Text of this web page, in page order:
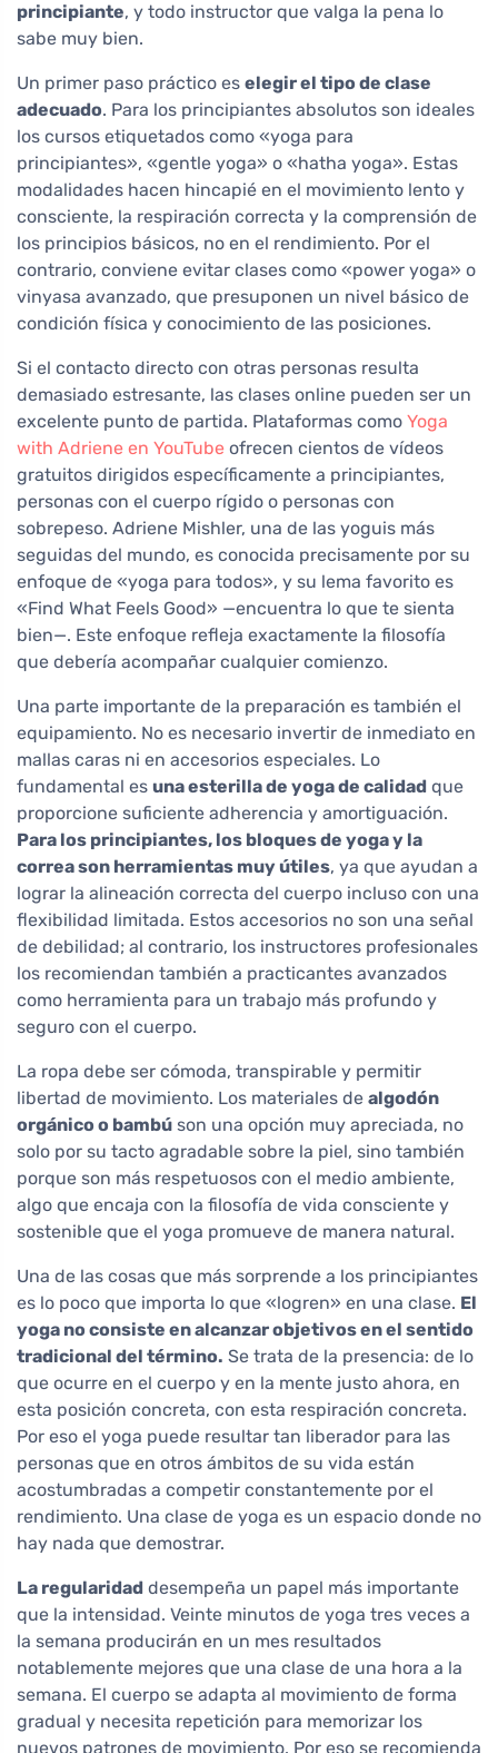
principiante, y todo instructor que valga la pena lo
sabe muy bien.
Un primer paso práctico es elegir el tipo de clase
adecuado. Para los principiantes absolutos son ideales
los cursos etiquetados como «yoga para
principiantes», «gentle yoga» o «hatha yoga». Estas
modalidades hacen hincapié en el movimiento lento y
consciente, la respiración correcta y la comprensión de
los principios básicos, no en el rendimiento. Por el
contrario, conviene evitar clases como «power yoga» o
vinyasa avanzado, que presuponen un nivel básico de
condición física y conocimiento de las posiciones.
Si el contacto directo con otras personas resulta
demasiado estresante, las clases online pueden ser un
excelente punto de partida. Plataformas como Yoga
with Adriene en YouTube ofrecen cientos de vídeos
gratuitos dirigidos específicamente a principiantes,
personas con el cuerpo rígido o personas con
sobrepeso. Adriene Mishler, una de las yoguis más
seguidas del mundo, es conocida precisamente por su
enfoque de «yoga para todos», y su lema favorito es
«Find What Feels Good» —encuentra lo que te sienta
bien—. Este enfoque refleja exactamente la filosofía
que debería acompañar cualquier comienzo.
Una parte importante de la preparación es también el
equipamiento. No es necesario invertir de inmediato en
mallas caras ni en accesorios especiales. Lo
fundamental es una esterilla de yoga de calidad que
proporcione suficiente adherencia y amortiguación.
Para los principiantes, los bloques de yoga y la
correa son herramientas muy útiles, ya que ayudan a
lograr la alineación correcta del cuerpo incluso con una
flexibilidad limitada. Estos accesorios no son una señal
de debilidad; al contrario, los instructores profesionales
los recomiendan también a practicantes avanzados
como herramienta para un trabajo más profundo y
seguro con el cuerpo.
La ropa debe ser cómoda, transpirable y permitir
libertad de movimiento. Los materiales de algodón
orgánico o bambú son una opción muy apreciada, no
solo por su tacto agradable sobre la piel, sino también
porque son más respetuosos con el medio ambiente,
algo que encaja con la filosofía de vida consciente y
sostenible que el yoga promueve de manera natural.
Una de las cosas que más sorprende a los principiantes
es lo poco que importa lo que «logren» en una clase. El
yoga no consiste en alcanzar objetivos en el sentido
tradicional del término. Se trata de la presencia: de lo
que ocurre en el cuerpo y en la mente justo ahora, en
esta posición concreta, con esta respiración concreta.
Por eso el yoga puede resultar tan liberador para las
personas que en otros ámbitos de su vida están
acostumbradas a competir constantemente por el
rendimiento. Una clase de yoga es un espacio donde no
hay nada que demostrar.
La regularidad desempeña un papel más importante
que la intensidad. Veinte minutos de yoga tres veces a
la semana producirán en un mes resultados
notablemente mejores que una clase de una hora a la
semana. El cuerpo se adapta al movimiento de forma
gradual y necesita repetición para memorizar los
nuevos patrones de movimiento. Por eso se recomienda